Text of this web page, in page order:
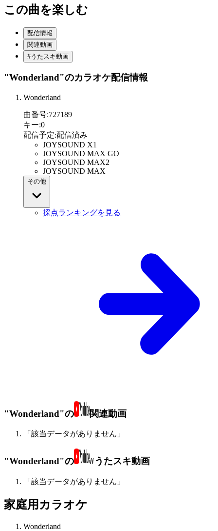
この曲を楽しむ
配信情報
関連動画
#うたスキ動画
"Wonderland"のカラオケ配信情報
Wonderland
曲番号:727189
キー:0
配信予定:配信済み
JOYSOUND X1
JOYSOUND MAX GO
JOYSOUND MAX2
JOYSOUND MAX
その他
採点ランキングを見る
"Wonderland"の 関連動画
「該当データがありません」
"Wonderland"の #うたスキ動画
「該当データがありません」
家庭用カラオケ
Wonderland